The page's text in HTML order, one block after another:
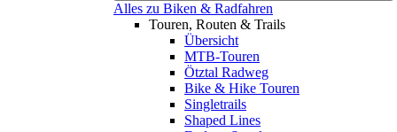
Alles zu Biken & Radfahren
Touren, Routen & Trails
Übersicht
MTB-Touren
Ötztal Radweg
Bike & Hike Touren
Singletrails
Shaped Lines